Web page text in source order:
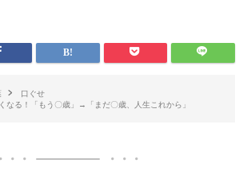
口ぐせ
なる！「もう〇歳」→「まだ〇歳、人生これから」